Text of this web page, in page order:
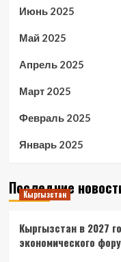
Июнь 2025
Май 2025
Апрель 2025
Март 2025
Февраль 2025
Январь 2025
Последние
Кыргызстан
Кыргызстан в 2027
экономического